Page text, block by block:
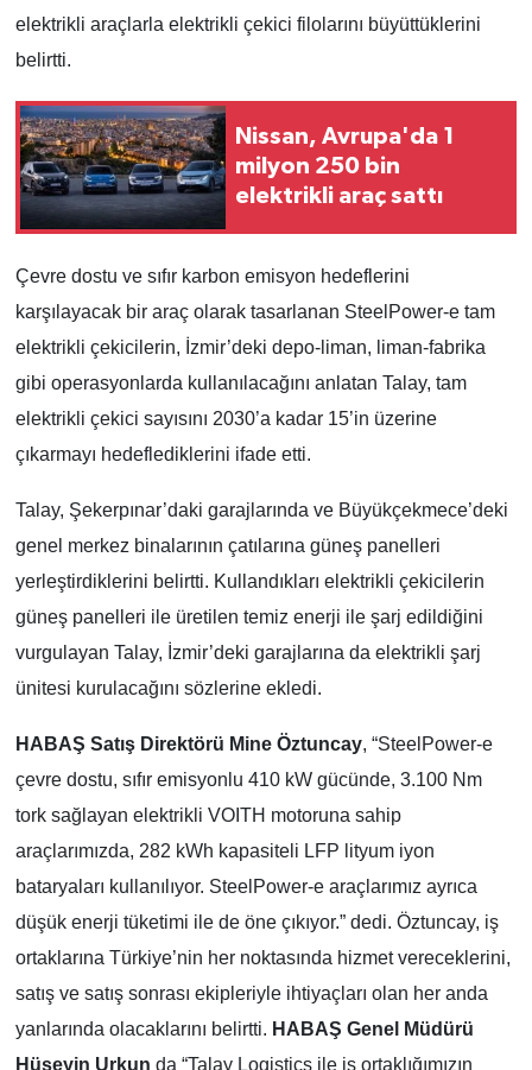
elektrikli araçlarla elektrikli çekici filolarını büyüttüklerini
belirtti.
Nissan, Avrupa'da 1
milyon 250 bin
elektrikli araç sattı
Çevre dostu ve sıfır karbon emisyon hedeflerini
karşılayacak bir araç olarak tasarlanan SteelPower-e tam
elektrikli çekicilerin, İzmir’deki depo-liman, liman-fabrika
gibi operasyonlarda kullanılacağını anlatan Talay, tam
elektrikli çekici sayısını 2030’a kadar 15’in üzerine
çıkarmayı hedeflediklerini ifade etti.
Talay, Şekerpınar’daki garajlarında ve Büyükçekmece’deki
genel merkez binalarının çatılarına güneş panelleri
yerleştirdiklerini belirtti. Kullandıkları elektrikli çekicilerin
güneş panelleri ile üretilen temiz enerji ile şarj edildiğini
vurgulayan Talay, İzmir’deki garajlarına da elektrikli şarj
ünitesi kurulacağını sözlerine ekledi.
HABAŞ Satış Direktörü Mine Öztuncay, “SteelPower-e
çevre dostu, sıfır emisyonlu 410 kW gücünde, 3.100 Nm
tork sağlayan elektrikli VOITH motoruna sahip
araçlarımızda, 282 kWh kapasiteli LFP lityum iyon
bataryaları kullanılıyor. SteelPower-e araçlarımız ayrıca
düşük enerji tüketimi ile de öne çıkıyor.” dedi. Öztuncay, iş
ortaklarına Türkiye’nin her noktasında hizmet vereceklerini,
satış ve satış sonrası ekipleriyle ihtiyaçları olan her anda
yanlarında olacaklarını belirtti. HABAŞ Genel Müdürü
Hüseyin Urkun da “Talay Logistics ile iş ortaklığımızın